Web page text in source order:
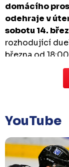
domácího
odehraje v
sobotu 14.
rozhodující
března od 18:00.
Zápas
které se mělo
odloženo!
kterém se
YouTube